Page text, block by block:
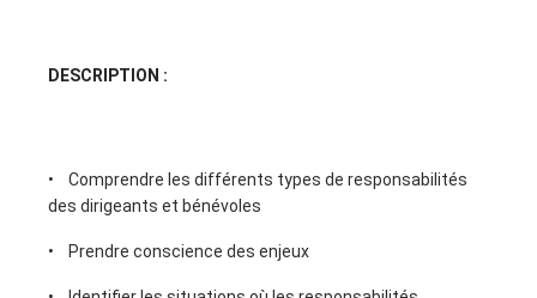
DESCRIPTION :
• Comprendre les différents types de responsabilités
des dirigeants et bénévoles
• Prendre conscience des enjeux